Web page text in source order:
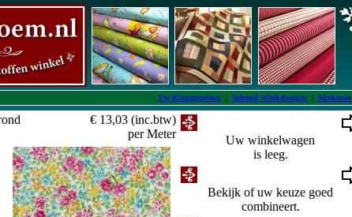
Uw Klantgegevens | Inhoud Winkelwagen | Afrekenen
€ 13,03 (inc.btw)
per Meter
Uw winkelwagen
is leeg.
Bekijk of uw keuze goed
combineert.